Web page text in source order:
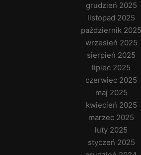
grudzień 2025
listopad 2025
październik 2025
wrzesień 2025
sierpień 2025
lipiec 2025
czerwiec 2025
maj 2025
kwiecień 2025
marzec 2025
luty 2025
styczeń 2025